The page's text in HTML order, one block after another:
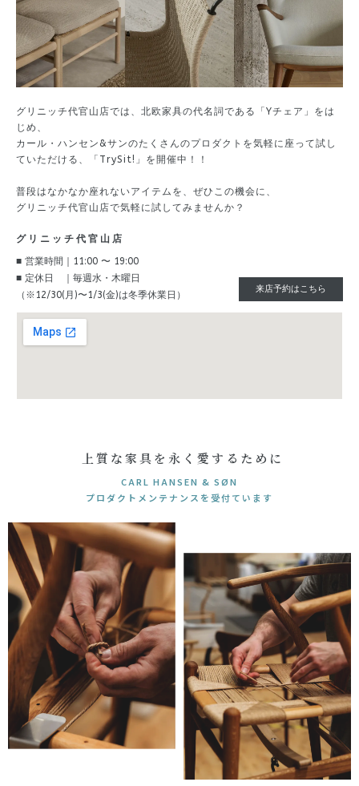
グリニッチ代官山店では、北欧家具の代名詞である「Yチェア」をは
じめ、
カール・ハンセン&サンのたくさんのプロダクトを気軽に座って試し
ていただける、「TrySit!」を開催中！！
普段はなかなか座れないアイテムを、ぜひこの機会に、
グリニッチ代官山店で気軽に試してみませんか？
グリニッチ代官山店
■ 営業時間｜11:00 〜 19:00
■ 定休日 ｜毎週水・木曜日
（※12/30(月)〜1/3(金)は冬季休業日）
来店予約はこちら
上質な家具を永く愛するために
CARL HANSEN & SØN
プロダクトメンテナンスを受付ています